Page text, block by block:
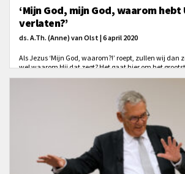
‘Mijn God, mijn God, waarom hebt
verlaten?’
ds. A.Th. (Anne) van Olst | 6 april 2020
Als Jezus ‘Mijn God, waarom?!’ roept, zullen wij dan
wel waarom Hij dat zegt? Het gaat hier om het
Zich van God verlaten wist. En toch. Hij zegt: ‘Mijn
van God verlaten, opdat wij nooit meer door God